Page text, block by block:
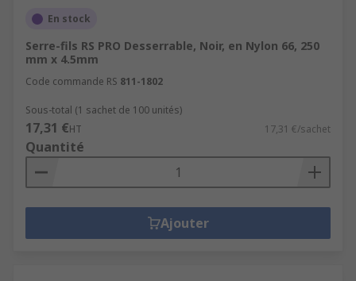
En stock
Serre-fils RS PRO Desserrable, Noir, en Nylon 66, 250
mm x 4.5mm
Code commande RS 811-1802
Sous-total (1 sachet de 100 unités)
17,31 €HT 17,31 €/sachet
Quantité
Ajouter